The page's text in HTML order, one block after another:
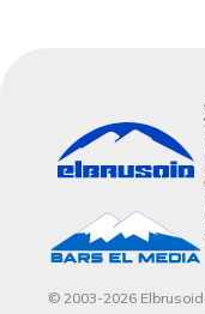
© 2003-2026